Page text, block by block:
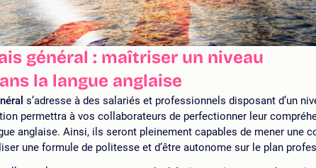
général : maîtriser un niveau
la langue anglaise
s’adresse à des salariés et professionnels disposant d’un
permettra à vos collaborateurs de perfectionner leur
anglaise. Ainsi, ils seront pleinement capables de mener une
une formule de politesse et d’être autonome sur le plan